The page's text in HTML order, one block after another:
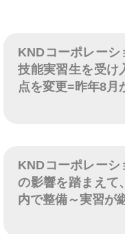
KNDコーポレーシ
技能実習生を受け
点を変更=昨年8月
KNDコーポレーシ
の影響を踏まえて
内で整備～実習が